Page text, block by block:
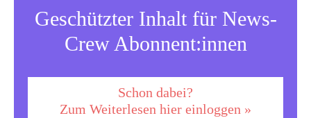
Geschützter Inhalt für News-
Crew Abonnent:innen
Schon dabei?
Zum Weiterlesen hier einloggen »